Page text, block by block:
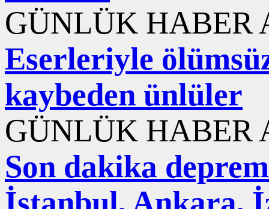
GÜNLÜK HABER
Eserleriyle
kaybeden ünlüler
GÜNLÜK HABER
Son dakika